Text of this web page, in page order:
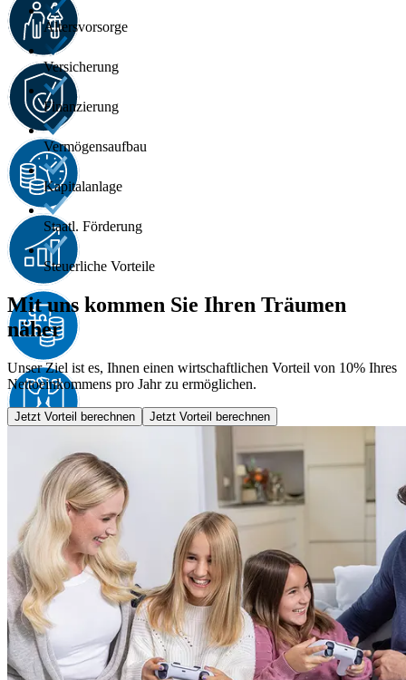
Altersvorsorge
Versicherung
Finanzierung
Vermögensaufbau
Kapitalanlage
Staatl. Förderung
Steuerliche Vorteile
Mit uns kommen Sie Ihren Träumen
näher
Unser Ziel ist es, Ihnen einen wirtschaftlichen Vorteil von 10% Ihres
Nettoeinkommens pro Jahr zu ermöglichen.
Jetzt Vorteil berechnen Jetzt Vorteil berechnen